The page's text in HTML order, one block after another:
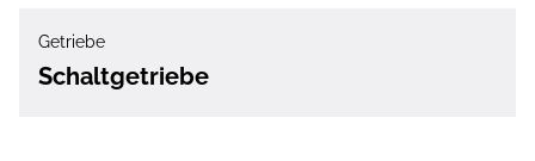
Getriebe
Schaltgetriebe